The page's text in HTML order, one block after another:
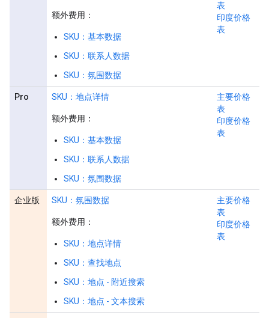
额外费用：
SKU：基本数据
SKU：联系人数据
SKU：氛围数据
表
印度价格
表
Pro SKU：地点详情
额外费用：
SKU：基本数据
SKU：联系人数据
SKU：氛围数据
主要价格
表
印度价格
表
企业版 SKU：氛围数据
额外费用：
SKU：地点详情
SKU：查找地点
SKU：地点 - 附近搜索
SKU：地点 - 文本搜索
主要价格
表
印度价格
表